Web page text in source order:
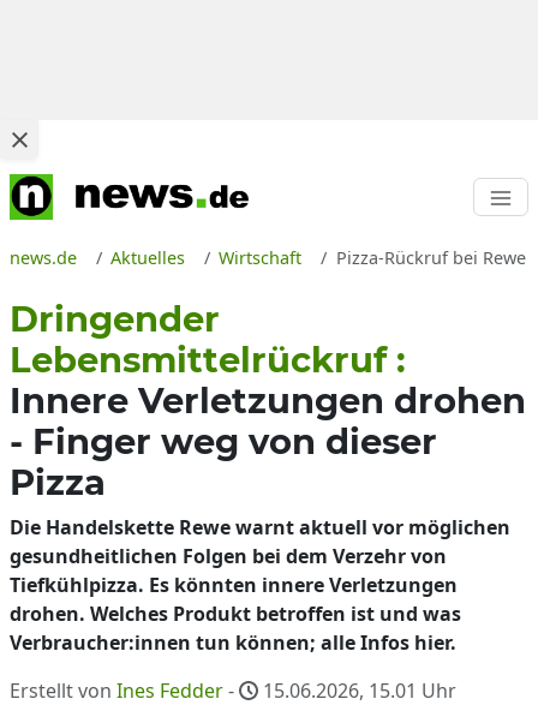
news.de Aktuelles Wirtschaft Pizza-Rückruf bei
Dringender
Lebensmittelrückruf :
Innere Verletzungen drohen
- Finger weg von dieser
Pizza
Die Handelskette Rewe warnt aktuell vor möglichen
gesundheitlichen Folgen bei dem Verzehr von
Tiefkühlpizza. Es könnten innere Verletzungen
drohen. Welches Produkt betroffen ist und was
Verbraucher:innen tun können; alle Infos hier.
Erstellt von Ines Fedder- 15.06.2026, 15.01 Uhr